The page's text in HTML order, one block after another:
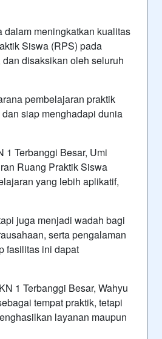
dalam meningkatkan kualitas
Siswa (RPS) pada
disaksikan oleh seluruh
pembelajaran praktik
siap menghadapi dunia
Terbanggi Besar, Umi
Ruang Praktik Siswa
yang lebih aplikatif,
juga menjadi wadah bagi
serta pengalaman
fasilitas ini dapat
1 Terbanggi Besar, Wahyu
tempat praktik, tetapi
layanan maupun